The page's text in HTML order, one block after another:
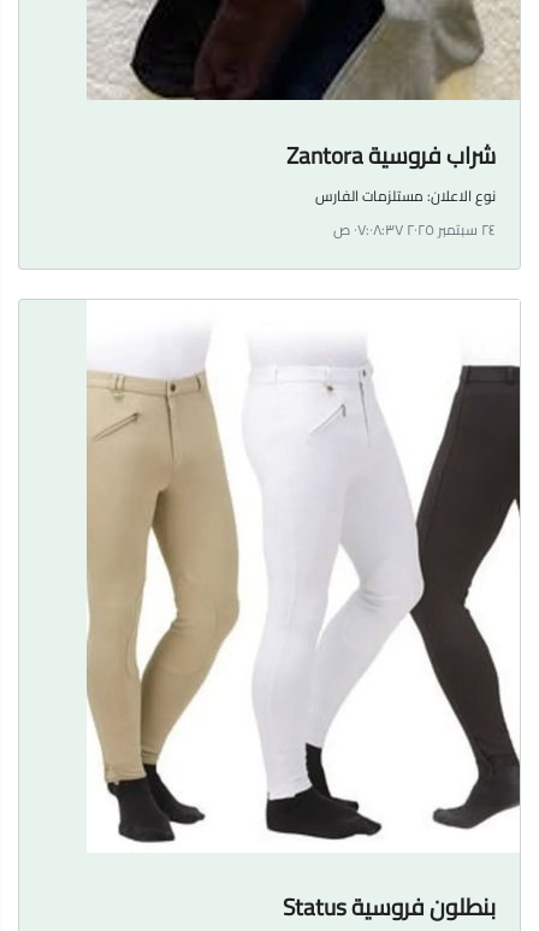
شراب فروسية Zantora
نوع الاعلان:مستلزمات الفارس
٢٤ سبتمبر ٢٠٢٥ ٠٧:٠٨:٣٧ ص
بنطلون فروسية Status